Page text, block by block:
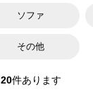
ソファ
その他
20件あります